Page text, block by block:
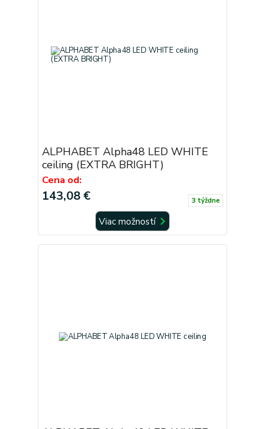
ALPHABET Alpha48 LED WHITE
ceiling (EXTRA BRIGHT)
Cena od:
143,08 € 3 týždne
Viac možností